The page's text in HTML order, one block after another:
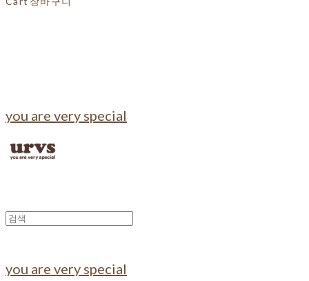
you are very special
you are very special